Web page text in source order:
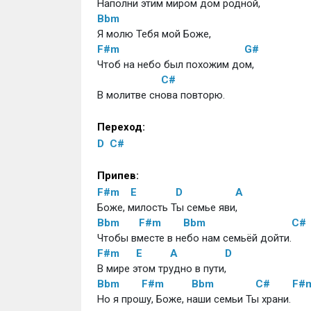
Наполни этим миром дом родной,
Bbm
Я молю Тебя мой Боже,
F#m
G#
Чтоб на небо был похожим дом,
C#
В молитве снова повторю.
Переход:
D C#
Припев:
F#m
E D
A
Боже, милость Ты семье яви,
Bbm
F#m Bbm
C#
Чтобы вместе в небо нам семьёй дойти.
F#m
E A
D
В мире этом трудно в пути,
Bbm
F#m Bbm C#
Но я прошу, Боже, наши семьи Ты храни.